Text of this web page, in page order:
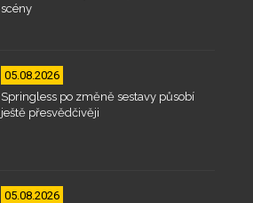
scény
05.08.2026
Springless po změně sestavy působí
ještě přesvědčivěji
05.08.2026